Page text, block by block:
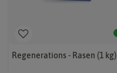
Regenerations - Rasen (1 kg)